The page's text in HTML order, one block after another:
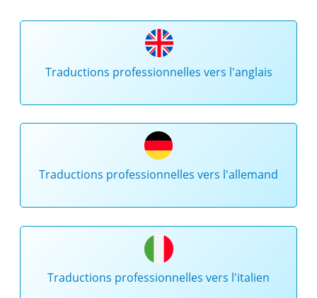
Traductions professionnelles vers l'anglais
Traductions professionnelles vers l'allemand
Traductions professionnelles vers l'italien